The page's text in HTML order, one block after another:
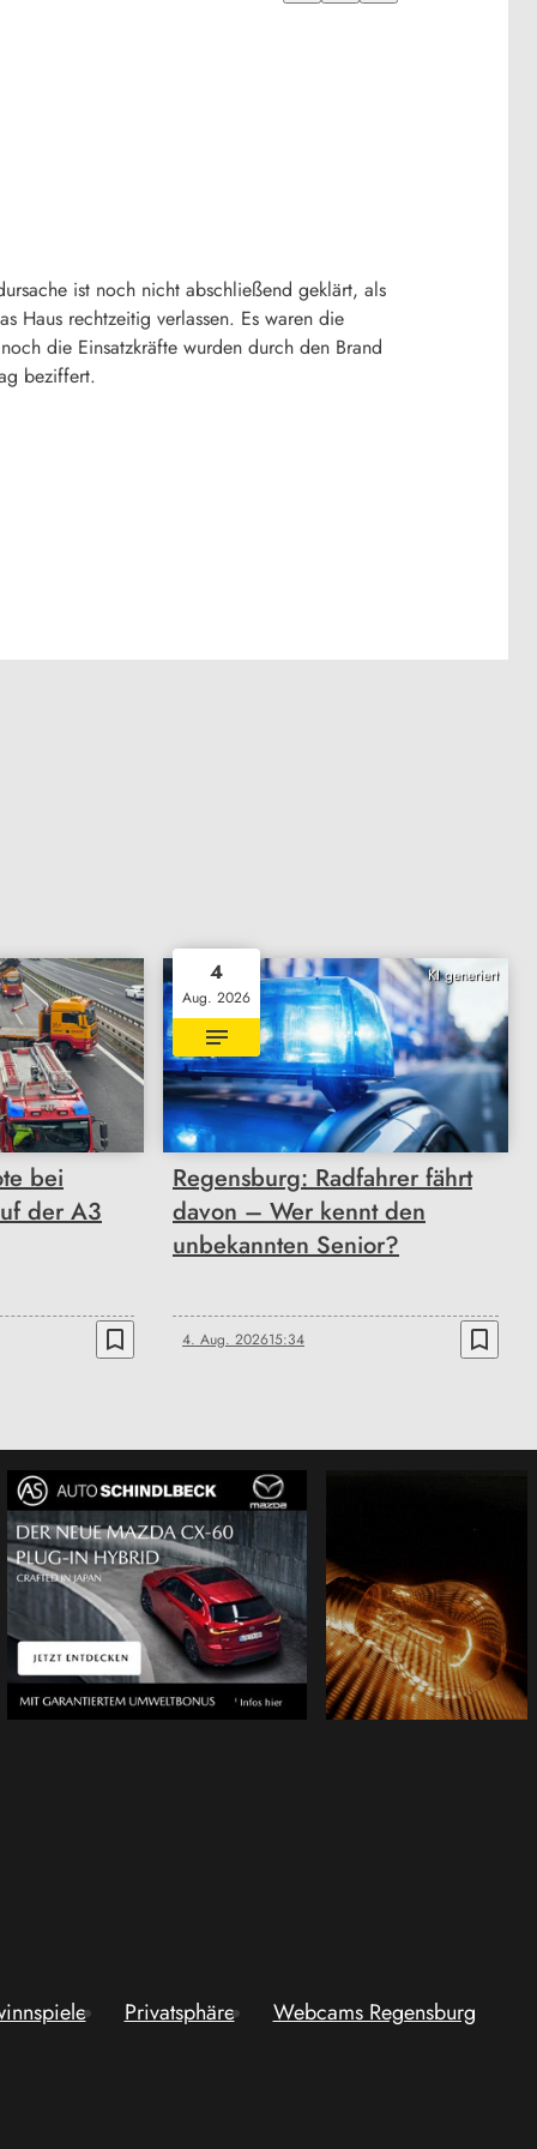
ist noch nicht abschließend geklärt, als
Haus rechtzeitig verlassen. Es waren die
die Einsatzkräfte wurden durch den Brand
beziffert.
bei
der A3
bookmark_border
KI generiert
4
Aug. 2026
Regensburg: Radfahrer fährt
davon – Wer kennt den
unbekannten Senior?
4. Aug. 202615:34 bookmark_border
Privatsphäre Webcams Regensburg